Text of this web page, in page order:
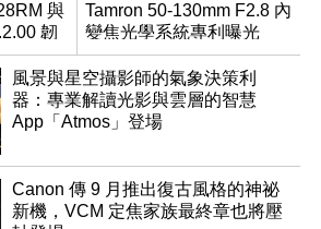
與
韌
Tamron 50-130mm F2.8 內
變焦光學系統專利曝光
風景與星空攝影師的氣象決策利
器：專業解讀光影與雲層的智慧
App「Atmos」登場
Canon 傳 9 月推出復古風格的神祕
新機，VCM 定焦家族最終章也將壓